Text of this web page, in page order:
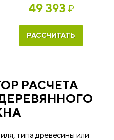
49 393 ₽
РАССЧИТАТЬ
РАСЧЕТА
типа древесины или